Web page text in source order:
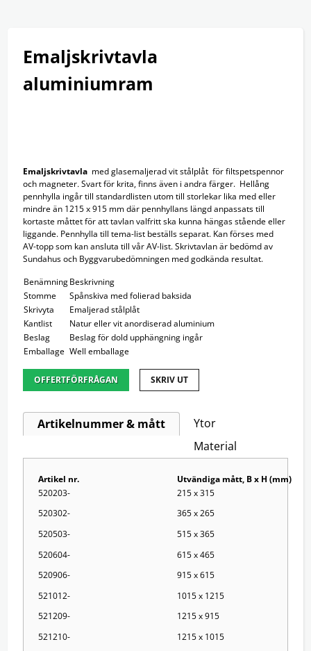
Tjänster
Kontakt
Emaljskrivtavla
aluminiumram
Emaljskrivtavla med glasemaljerad vit stålplåt för filtspetspennor
och magneter. Svart för krita, finns även i andra färger. Hellång
pennhylla ingår till standardlisten utom till storlekar lika med eller
mindre än 1215 x 915 mm där pennhyllans längd anpassats till
kortaste måttet för att tavlan valfritt ska kunna hängas stående eller
liggande. Pennhylla till tema-list beställs separat. Kan förses med
AV-topp som kan ansluta till vår AV-list. Skrivtavlan är bedömd av
Sundahus och Byggvarubedömningen med godkända resultat.
Benämning Beskrivning
Stomme
Spånskiva med folierad baksida
Skrivyta
Emaljerad stålplåt
Kantlist
Natur eller vit anordiserad aluminium
Beslag
Beslag för dold upphängning ingår
Emballage Well emballage
OFFERTFÖRFRÅGAN SKRIV UT
Artikelnummer & mått
Ytor
Material
Artikel nr.
Utvändiga mått, B x H (mm)
520203-
520302-
520503-
520604-
520906-
521012-
521209-
521210-
215 x 315
365 x 265
515 x 365
615 x 465
915 x 615
1015 x 1215
1215 x 915
1215 x 1015